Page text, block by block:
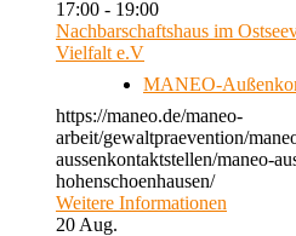
17:00 - 19:00
Nachbarschaftshaus im
Vielfalt e.V
MANEO-
https://maneo.de/maneo-
arbeit/gewaltpraevention/
aussenkontaktstellen/maneo-
hohenschoenhausen/
Weitere Informationen
20 Aug.